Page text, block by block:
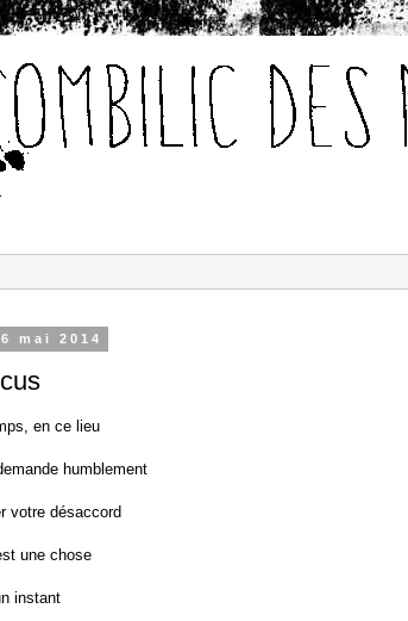
mai 2014
en ce lieu
humblement
votre désaccord
une chose
instant